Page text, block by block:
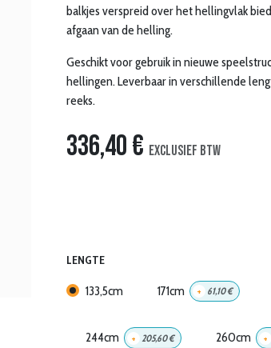
balkjes verspreid over het hellingvlak
afgaan van de helling.
Geschikt voor gebruik in nieuwe
hellingen. Leverbaar in verschillende
reeks.
336,40€ Exclusief btw
LENGTE
133,5cm 171cm + 61,10€
244cm + 205,60€ 260cm +